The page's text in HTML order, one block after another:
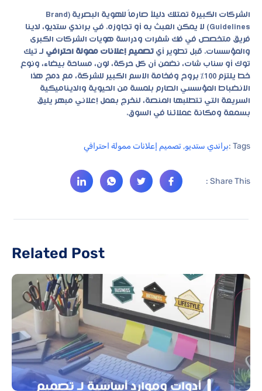
الشركات الكبيرة تمتلك دليلاً صارماً للهوية البصرية (Brand
Guidelines) لا يمكن العبث به أو تجاوزه. في براندي ستديو، لدينا
فريق متخصص في فك شفرات ودراسة هويات الشركات الكبرى
والمؤسسات. قبل تطوير أي تصميم إعلانات ممولة احترافي لـ تيك
توك أو سناب شات، نضمن أن كل حركة، لون، مساحة بيضاء، ونوع
خط يلتزم 100% بروح وفخامة الاسم الكبير للشركة، مع دمج هذا
الانضباط المؤسسي الصارم بلمسة من الحيوية والديناميكية
السريعة التي تتطلبها المنصة، لنخرج بعمل إعلاني مبهر يليق
بسمعة ومكانة عملائنا في السوق.
Tags : براندي ستديو, تصميم إعلانات ممولة احترافي
Share This :
Related Post